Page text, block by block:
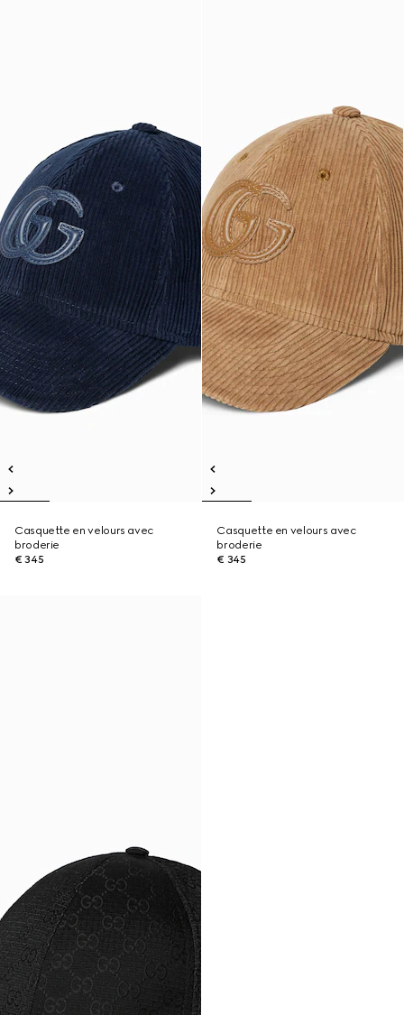
Casquette en velours avec
broderie
€ 345
Casquette en velours avec
broderie
€ 345